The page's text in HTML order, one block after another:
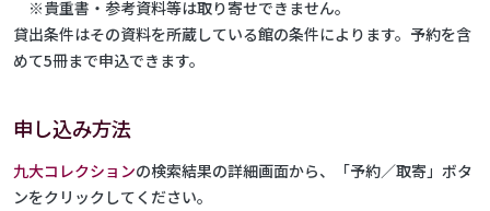
※貴重書・参考資料等は取り寄せできません。
貸出条件はその資料を所蔵している館の条件によります。予約を含
めて5冊まで申込できます。
申し込み方法
九大コレクションの検索結果の詳細画面から、「予約／取寄」ボタ
ンをクリックしてください。